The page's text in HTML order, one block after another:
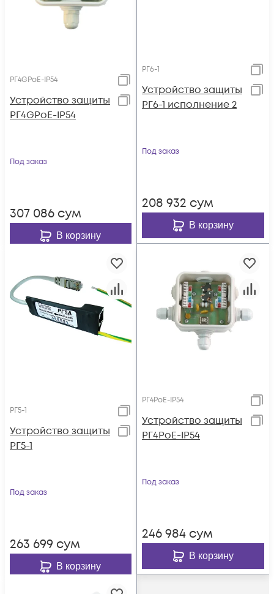
РГ4GРоЕ-IP54
Устройство защиты
РГ4GРоЕ-IP54
Под заказ
307 086 сум
В корзину
РГ6-1
Устройство защиты
РГ6-1 исполнение 2
Под заказ
208 932 сум
В корзину
РГ5-1
Устройство защиты
РГ5-1
Под заказ
263 699 сум
В корзину
РГ4РоЕ-IP54
Устройство защиты
РГ4РоЕ-IP54
Под заказ
246 984 сум
В корзину